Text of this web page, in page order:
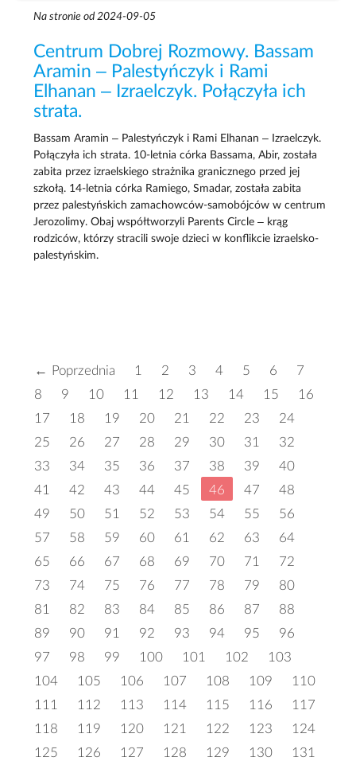
Na stronie od 2024-09-05
Centrum Dobrej Rozmowy. Bassam
Aramin – Palestyńczyk i Rami
Elhanan – Izraelczyk. Połączyła ich
strata.
Bassam Aramin – Palestyńczyk i Rami Elhanan – Izraelczyk.
Połączyła ich strata. 10-letnia córka Bassama, Abir, została
zabita przez izraelskiego strażnika granicznego przed jej
szkołą. 14-letnia córka Ramiego, Smadar, została zabita
przez palestyńskich zamachowców-samobójców w centrum
Jerozolimy. Obaj współtworzyli Parents Circle – krąg
rodziców, którzy stracili swoje dzieci w konflikcie izraelsko-
palestyńskim.
← Poprzednia 1 2 3 4 5 6
7
8
9 10 11 12 13 14 15
16
17
18 19 20 21 22 23
24
25
26 27 28 29 30 31
32
33
34 35 36 37 38 39
40
41
42 43 44 45 46 47
48
49
50 51 52 53 54 55
56
57
58 59 60 61 62 63
64
65
66 67 68 69 70 71
72
73
74 75 76 77 78 79
80
81
82 83 84 85 86 87
88
89
90 91 92 93 94 95
96
97
98 99 100 101 102
103
104
105 106 107 108 109
110
111
112 113 114 115 116
117
118
119 120 121 122 123
124
125
126 127 128 129 130
131